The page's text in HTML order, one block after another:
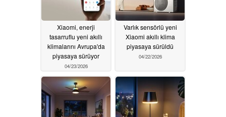
Xiaomi, enerji
tasarruflu yeni akıllı
klimalarını Avrupa'da
piyasaya sürüyor
04/23/2026
Varlık sensörlü yeni
Xiaomi akıllı klima
piyasaya sürüldü
04/22/2026